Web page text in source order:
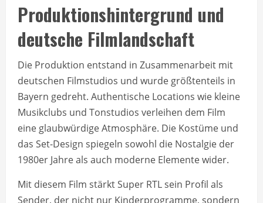
Produktionshintergrund und
deutsche Filmlandschaft
Die Produktion entstand in Zusammenarbeit mit
deutschen Filmstudios und wurde größtenteils in
Bayern gedreht. Authentische Locations wie kleine
Musikclubs und Tonstudios verleihen dem Film
eine glaubwürdige Atmosphäre. Die Kostüme und
das Set-Design spiegeln sowohl die Nostalgie der
1980er Jahre als auch moderne Elemente wider.
Mit diesem Film stärkt Super RTL sein Profil als
Sender, der nicht nur Kinderprogramme, sondern